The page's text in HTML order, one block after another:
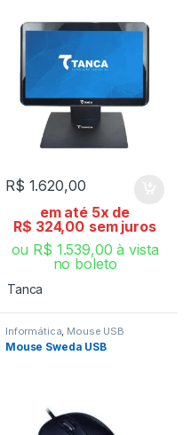
R$ 1.620,00
em até 5x de
R$ 324,00 sem juros
ou R$ 1.539,00 à vista
no boleto
Tanca
Informática Mouse USB
Mouse Sweda USB